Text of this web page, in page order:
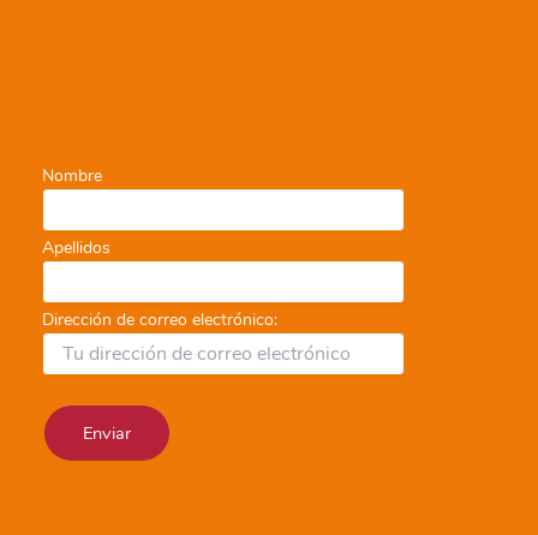
Nombre
Apellidos
Dirección de correo electrónico: